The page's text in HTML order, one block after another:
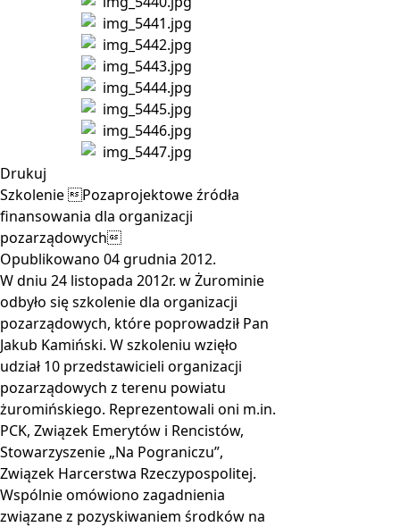
Drukuj
Szkolenie Pozaprojektowe źródła
finansowania dla organizacji
pozarządowych
Opublikowano 04 grudnia 2012.
W dniu 24 listopada 2012r. w Żurominie
odbyło się szkolenie dla organizacji
pozarządowych, które poprowadził Pan
Jakub Kamiński. W szkoleniu wzięło
udział 10 przedstawicieli organizacji
pozarządowych z terenu powiatu
żuromińskiego. Reprezentowali oni m.in.
PCK, Związek Emerytów i Rencistów,
Stowarzyszenie „Na Pograniczu”,
Związek Harcerstwa Rzeczypospolitej.
Wspólnie omówiono zagadnienia
związane z pozyskiwaniem środków na